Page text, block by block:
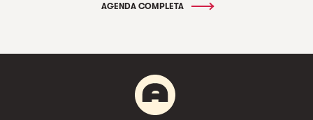
AGENDA COMPLETA